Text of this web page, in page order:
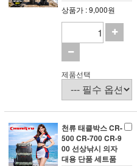
상품가 : 9,000원
제품선택
천류 태클박스 CR-
500 CR-700 CR-9
00 선상낚시 의자
대용 단품 세트품